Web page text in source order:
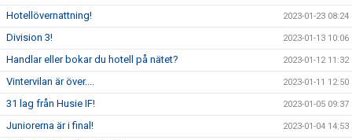
Hotellövernattning! 2023-01-23 08:24
Division 3! 2023-01-13 10:06
Handlar eller bokar du hotell på nätet? 2023-01-12 11:32
Vintervilan är över.... 2023-01-11 12:50
31 lag från Husie IF! 2023-01-05 09:37
Juniorerna är i final! 2023-01-04 14:53